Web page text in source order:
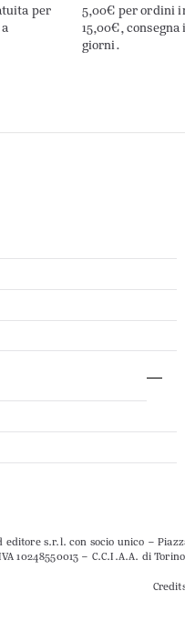
per
5,00€ per ordini
15,00€, consegna
giorni.
s.r.l. con socio unico –
10248550013 – C.C.I.A.A. di